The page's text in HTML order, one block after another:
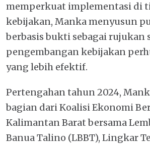
memperkuat implementasi di
kebijakan, Manka menyusun
berbasis bukti sebagai rujukan
pengembangan kebijakan
yang lebih efektif.
Pertengahan tahun 2024,
bagian dari Koalisi Ekonomi
Kalimantan Barat bersama
Banua Talino (LBBT), Lingkar